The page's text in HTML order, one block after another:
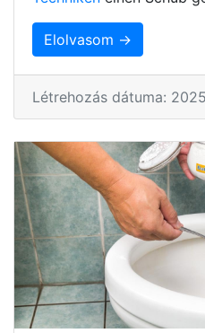
Elolvasom →
Létrehozás dátuma: